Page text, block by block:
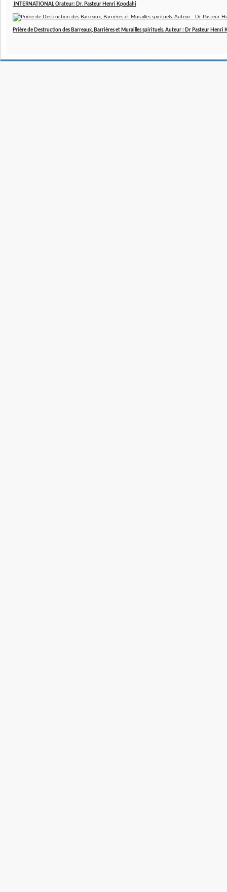
INTERNATIONAL Orateur: Dr. Pasteur Henri Kpodahi
Prière de Destruction des Barreaux, Barrières et Murailles spirituels. Auteur : Dr Pasteur Henri